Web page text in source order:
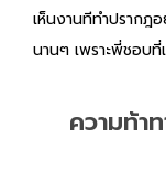
เห็นงานทีทำปรากฎ
นานๆ เพราะพี่ชอบที่
ความท้า